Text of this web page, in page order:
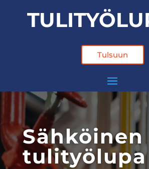
Tulsuun
Sähköinen
tulityölupa